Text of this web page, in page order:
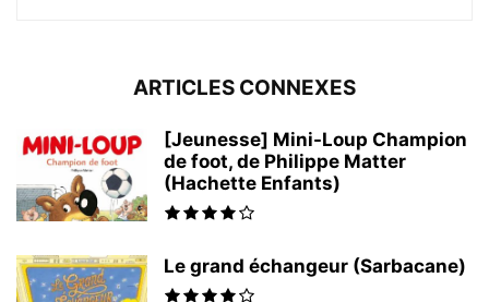
ARTICLES CONNEXES
[Jeunesse] Mini-Loup Champion
de foot, de Philippe Matter
(Hachette Enfants)
Le grand échangeur (Sarbacane)